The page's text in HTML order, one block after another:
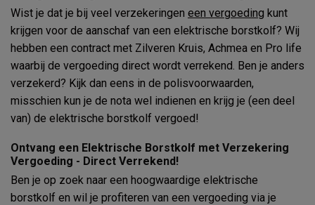
Wist je dat je bij veel verzekeringen een vergoeding kunt
krijgen voor de aanschaf van een elektrische borstkolf? Wij
hebben een contract met Zilveren Kruis, Achmea en Pro life
waarbij de vergoeding direct wordt verrekend. Ben je anders
verzekerd? Kijk dan eens in de polisvoorwaarden,
misschien kun je de nota wel indienen en krijg je (een deel
van) de elektrische borstkolf vergoed!
Ontvang een Elektrische Borstkolf met Verzekering
Vergoeding - Direct Verrekend!
Ben je op zoek naar een hoogwaardige elektrische
borstkolf en wil je profiteren van een vergoeding via je